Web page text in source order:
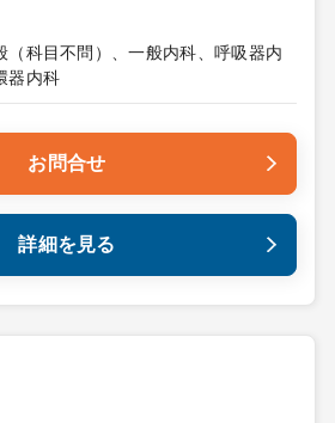
（科目不問）、一般内科、呼吸器内
器内科
お問合せ
詳細を見る